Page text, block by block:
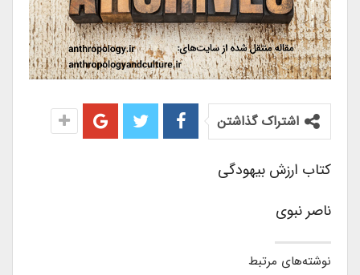
اشتراک گذاشتن
کتاب ارزش بیهودگی
ناصر نبوی
نوشته‌های مرتبط